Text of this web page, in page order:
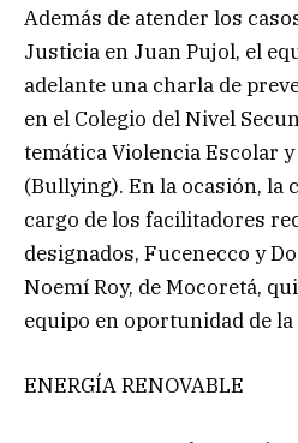
Además de atender los
Justicia en Juan Pujol, el
adelante una charla de
en el Colegio del Nivel
temática Violencia Escolar
(Bullying). En la ocasión, la
cargo de los facilitadores
designados, Fucenecco y
Noemí Roy, de Mocoretá,
equipo en oportunidad de
ENERGÍA RENOVABLE